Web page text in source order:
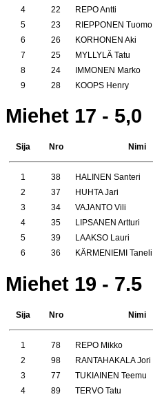
4
22 REPO Antti
5
23 RIEPPONEN Tuomo
6
26 KORHONEN Aki
7
25 MYLLYLÄ Tatu
8
24 IMMONEN Marko
9
28 KOOPS Henry
Miehet 17 - 5,0
Sija Nro Nimi
1 38 HALINEN Santeri
2
37 HUHTA Jari
3
34 VAJANTO Vili
4
35 LIPSANEN Artturi
5
39 LAAKSO Lauri
6
36 KÄRMENIEMI Taneli
Miehet 19 - 7.5
Sija Nro Nimi
1 78 REPO Mikko
2
98 RANTAHAKALA Jori
3
77 TUKIAINEN Teemu
4
89 TERVO Tatu